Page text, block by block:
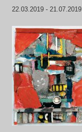
22.03.2019 - 21.07.2019